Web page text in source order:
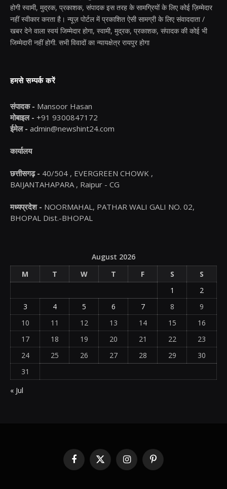
होगी स्वामी, मुद्रक, प्रकाशक, संपादक इस तरह के सामग्रियों के लिए कोई ज़िम्मेदार
नहीं स्वीकार करता है। न्यूज़ पोर्टल में प्रकाशित ऐसी सामग्री के लिए संवाददाता /
खबर देने वाला स्वयं जिम्मेदार होगा, स्वामी, मुद्रक, प्रकाशक, संपादक की कोई भी
जिम्मेदारी नहीं होगी. सभी विवादों का न्यायक्षेत्र रायपुर होगा
हमसे सम्पर्क करें
संपादक - Mansoor Hasan
मोबाइल - +91 9300847172
ईमेल - admin@newshint24.com
कार्यालय
छत्तीसगढ़ - 40/504 , EVERGREEN CHOWK ,
BAIJANTAHAPARA , Raipur - CG
मध्यप्रदेश - NOORMAHAL, PATHAR WALI GALI NO. 02,
BHOPAL Dist.-BHOPAL
August 2026
M
T W T F S
S
1
2
3
4 5 6 7 8
9
10
11 12 13 14 15
16
17
18 19 20 21 22
23
24
25 26 27 28 29
30
31
« Jul
Facebook
X
(Twitter)
InstagramPinterest